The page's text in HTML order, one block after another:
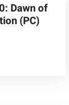
Dawn of
(PC)